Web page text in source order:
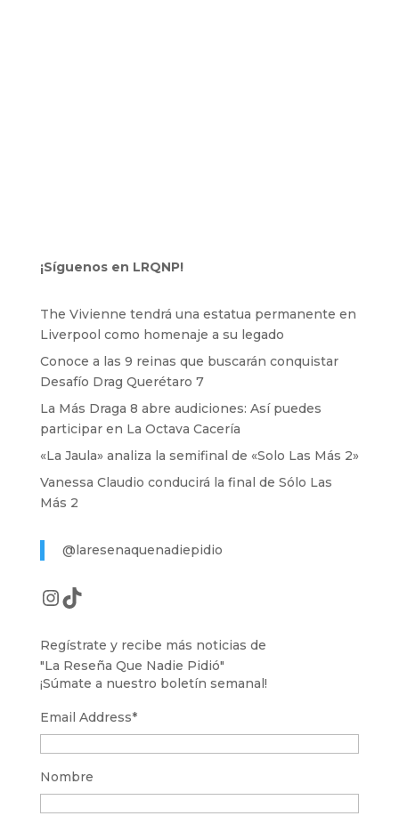
¡Síguenos en LRQNP!
The Vivienne tendrá una estatua permanente en
Liverpool como homenaje a su legado
Conoce a las 9 reinas que buscarán conquistar
Desafío Drag Querétaro 7
La Más Draga 8 abre audiciones: Así puedes
participar en La Octava Cacería
«La Jaula» analiza la semifinal de «Solo Las Más 2»
Vanessa Claudio conducirá la final de Sólo Las
Más 2
@laresenaquenadiepidio
Instagram
TikTok
Regístrate y recibe más noticias de
"La Reseña Que Nadie Pidió"
¡Súmate a nuestro boletín semanal!
Email Address*
Nombre